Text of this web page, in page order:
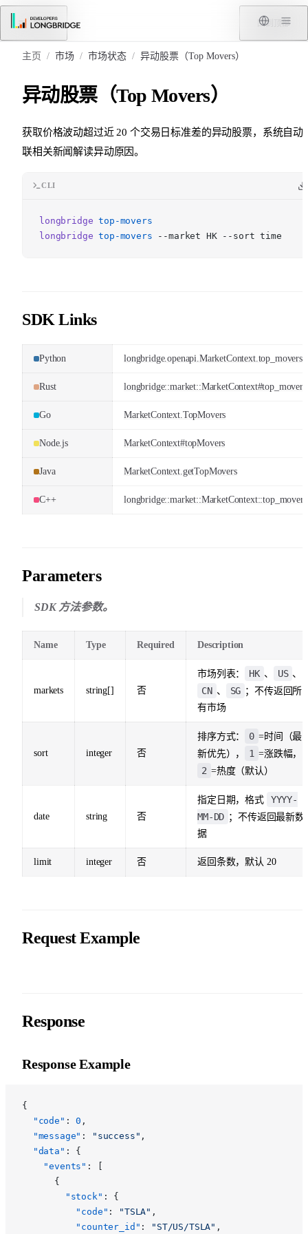
跳转到内容
菜单 回到顶部
主页 / 市场 / 市场状态 / 异动股票（Top Movers）
异动股票（Top Movers）
获取价格波动超过近 20 个交易日标准差的异动股票，系统自动
联相关新闻解读异动原因。
CLI
longbridge top-movers
longbridge top-movers --market HK --sort time
SDK Links
Python longbridge.openapi.MarketContext.top_movers
Rust longbridge::market::MarketContext#top_movers
Go MarketContext.TopMovers
Node.js MarketContext#topMovers
Java MarketContext.getTopMovers
C++ longbridge::market::MarketContext::top_movers
Parameters
SDK 方法参数。
Name Type Required Description
markets string[] 否
市场列表： HK 、 US 、
CN 、 SG ；不传返回所
有市场
sort integer 否
排序方式： 0 =时间（最
新优先），
1 =涨跌幅，
2 =热度（默认）
date string 否
指定日期，格式
YYYY-
MM-DD ；不传返回最新数
据
limit integer 否 返回条数，默认 20
Request Example
Response
Response Example
{
  "code"
: 0 ,
  "message"
: "success" ,
  "data"
: {
    "events"
: [
      {
        "stock"
: {
          "code"
: "TSLA" ,
          "counter_id"
: "ST/US/TSLA" ,